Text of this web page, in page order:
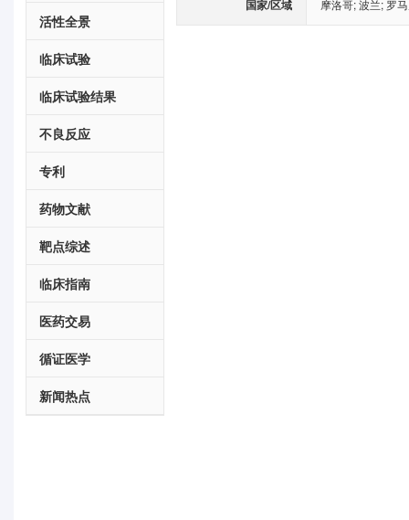
活性全景
临床试验
临床试验结果
不良反应
专利
药物文献
靶点综述
临床指南
医药交易
循证医学
新闻热点
国家/区域 摩洛哥;波兰; 罗